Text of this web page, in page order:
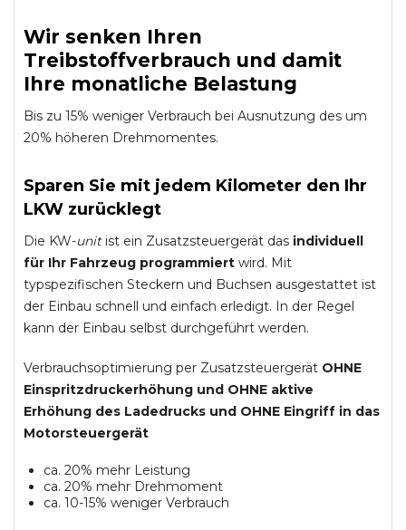
Wir senken Ihren
Treibstoffverbrauch und damit
Ihre monatliche Belastung
Bis zu 15% weniger Verbrauch bei Ausnutzung des um
20% höheren Drehmomentes.
Sparen Sie mit jedem Kilometer den Ihr
LKW zurücklegt
Die KW-unitist ein Zusatzsteuergerät das individuell
für Ihr Fahrzeug programmiert wird. Mit
typspezifischen Steckern und Buchsen ausgestattet ist
der Einbau schnell und einfach erledigt. In der Regel
kann der Einbau selbst durchgeführt werden.
Verbrauchsoptimierung per Zusatzsteuergerät OHNE
Einspritzdruckerhöhung und OHNE aktive
Erhöhung des Ladedrucks und OHNE Eingriff in das
Motorsteuergerät
ca. 20% mehr Leistung
ca. 20% mehr Drehmoment
ca. 10-15% weniger Verbrauch